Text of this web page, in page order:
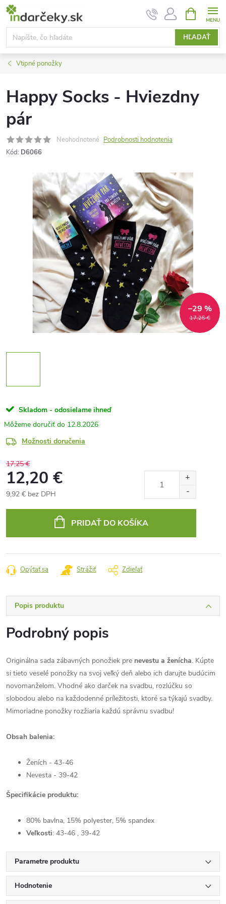
Prejsť
obsah
HĽADAŤ
KOŠÍK
Vtipné ponožky
Happy Socks - Hviezdny
pár
Neohodnotené Podrobnosti hodnotenia
Kód: D6066
17,25 €
–29 %
Skladom - odosielame ihneď
12.8.2026
Možnosti doručenia
17,25 €
12,20 €
9,92 € bez DPH
PRIDAŤ DO KOŠÍKA
Opýtať sa Strážiť Zdieľať
Popis produktu
Podrobný popis
Originálna sada zábavných ponožiek pre nevestu a ženícha. Kúpte
si tieto veselé ponožky na svoj veľký deň alebo ich darujte budúcim
novomanželom. Vhodné ako darček na svadbu, rozlúčku so
slobodou alebo na každodenné príležitosti, ktoré sa týkajú svadby.
Mimoriadne ponožky rozžiaria každú správnu svadbu!
Obsah balenia:
Ženích - 43-46
Nevesta - 39-42
Špecifikácie produktu:
80% bavlna, 15% polyester, 5% spandex
Veľkosti: 43-46 , 39-42
Parametre produktu
Hodnotenie